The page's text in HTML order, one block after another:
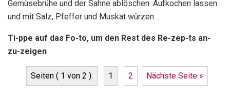
Gemüsebrühe und der Sahne ablöschen. Aufkochen lassen
und mit Salz, Pfeffer und Muskat würzen….
Ti-ppe auf das Fo-to, um den Rest des Re-zep-ts an-
zu-zeigen
Seiten ( 1 von 2 ): 1 2 Nächste Seite »